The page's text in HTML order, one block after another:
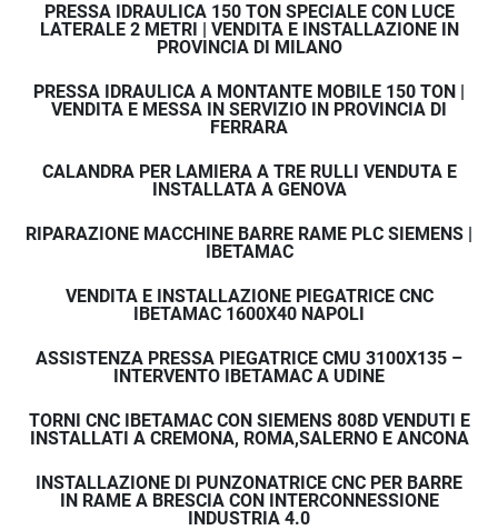
PRESSA IDRAULICA 150 TON SPECIALE CON LUCE
LATERALE 2 METRI | VENDITA E INSTALLAZIONE IN
PROVINCIA DI MILANO
PRESSA IDRAULICA A MONTANTE MOBILE 150 TON |
VENDITA E MESSA IN SERVIZIO IN PROVINCIA DI
FERRARA
CALANDRA PER LAMIERA A TRE RULLI VENDUTA E
INSTALLATA A GENOVA
RIPARAZIONE MACCHINE BARRE RAME PLC SIEMENS |
IBETAMAC
VENDITA E INSTALLAZIONE PIEGATRICE CNC
IBETAMAC 1600X40 NAPOLI
ASSISTENZA PRESSA PIEGATRICE CMU 3100X135 –
INTERVENTO IBETAMAC A UDINE
TORNI CNC IBETAMAC CON SIEMENS 808D VENDUTI E
INSTALLATI A CREMONA, ROMA,SALERNO E ANCONA
INSTALLAZIONE DI PUNZONATRICE CNC PER BARRE
IN RAME A BRESCIA CON INTERCONNESSIONE
INDUSTRIA 4.0